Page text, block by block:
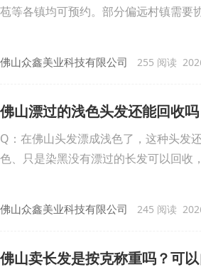
苞等各镇均可预约。部分偏远村镇需要
佛山众鑫美业科技有限公司 255 阅读
佛山漂过的浅色头发还能回收
Q：在佛山头发漂成浅色了，这种头发
色、只是染黑没有漂过的长发可以回收
佛山众鑫美业科技有限公司 245 阅读
佛山卖长发是按克称重吗？可